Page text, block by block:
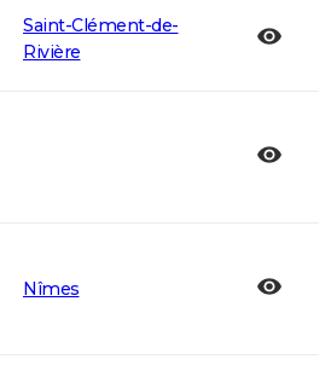
Saint-Clément-de-
Rivière
Nîmes